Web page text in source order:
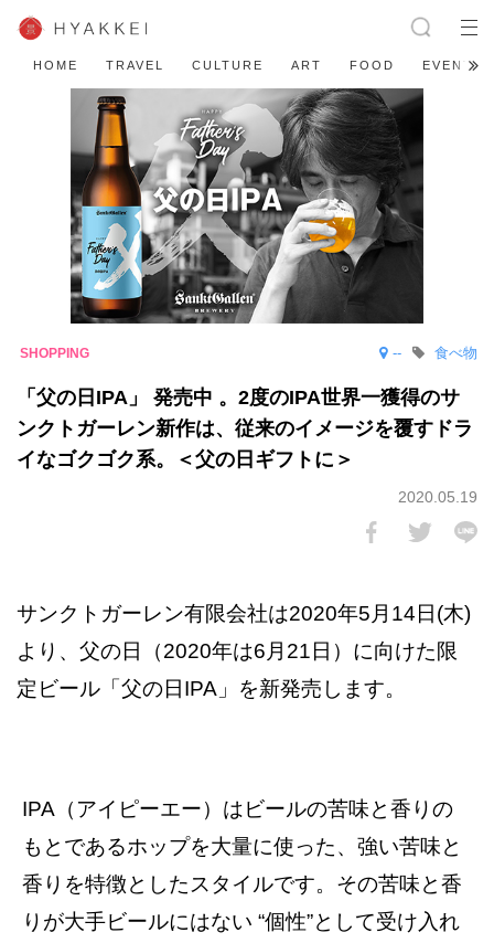
HOME TRAVEL CULTURE ART FOOD EVENT
-- 食べ物
「父の日IPA」 発売中 。2度のIPA世界一獲得のサ
ンクトガーレン新作は、従来のイメージを覆すドラ
イなゴクゴク系。＜父の日ギフトに＞
2020.05.19
サンクトガーレン有限会社は2020年5月14日(木)
より、父の日（2020年は6月21日）に向けた限
定ビール「父の日IPA」を新発売します。
IPA（アイピーエー）はビールの苦味と香りの
もとであるホップを大量に使った、強い苦味と
香りを特徴としたスタイルです。その苦味と香
りが大手ビールにはない “個性”として受け入れ